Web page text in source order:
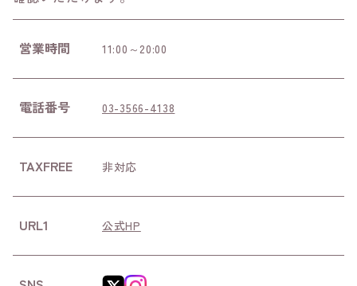
営業時間 11:00～20:00
電話番号 03-3566-4138
TAXFREE 非対応
URL1 公式HP